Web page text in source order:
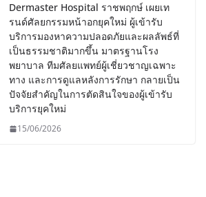
Dermaster Hospital ราชพฤกษ์ เผยเท
รนด์ศัลยกรรมหน้าอกยุคใหม่ ผู้เข้ารับ
บริการมองหาความปลอดภัยและผลลัพธ์ที่
เป็นธรรมชาติมากขึ้น มาตรฐานโรง
พยาบาล ทีมศัลยแพทย์ผู้เชี่ยวชาญเฉพาะ
ทาง และการดูแลหลังการรักษา กลายเป็น
ปัจจัยสำคัญในการตัดสินใจของผู้เข้ารับ
บริการยุคใหม่
15/06/2026